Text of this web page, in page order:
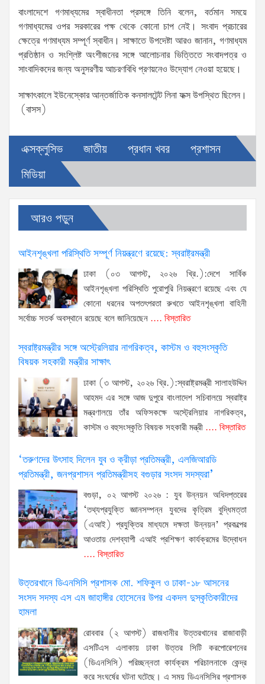
বাংলাদেশে গণমাধ্যমের স্বাধীনতা প্রসঙ্গে তিনি বলেন, বর্তমান সময়ে
গণমাধ্যমের ওপর সরকারের পক্ষ থেকে কোনো চাপ নেই। সংবাদ প্রচারের
ক্ষেত্রে গণমাধ্যম সম্পূর্ণ স্বাধীন। সাক্ষাতে উপদেষ্টা আরও জানান, গণমাধ্যম
প্রতিষ্ঠান ও সংশ্লিষ্ট অংশীজনের সঙ্গে আলোচনার ভিত্তিতে সংবাদপত্র ও
সাংবাদিকদের জন্য অনুসরণীয় আচরণবিধি প্রণয়নেও উদ্যোগ নেওয়া হয়েছে।
সাক্ষাৎকালে ইউনেস্কোর আন্তর্জাতিক কনসালটেন্ট লিনা ফক্স উপস্থিত ছিলেন।
(বাসস)
এক্সক্লুসিভ জাতীয় প্রধান খবর
প্রশাসন
মিডিয়া
আরও পড়ুন
আইনশৃঙ্খলা পরিস্থিতি সম্পূর্ণ নিয়ন্ত্রণে রয়েছে: স্বরাষ্ট্রমন্ত্রী
ঢাকা (০৩ আগস্ট, ২০২৬ খ্রি.):দেশে সার্বিক
আইনশৃঙ্খলা পরিস্থিতি পুরোপুরি নিয়ন্ত্রণে রয়েছে এবং যে
কোনো ধরনের অপতৎপরতা রুখতে আইনশৃঙ্খলা বাহিনী
সর্বোচ্চ সতর্ক অবস্থানে রয়েছে বলে জানিয়েছেন .... বিস্তারিত
স্বরাষ্ট্রমন্ত্রীর সঙ্গে অস্ট্রেলিয়ার নাগরিকত্ব, কাস্টম ও বহুসংস্কৃতি
বিষয়ক সহকারী মন্ত্রীর সাক্ষাৎ
ঢাকা (৩ আগস্ট, ২০২৬ খ্রি.):স্বরাষ্ট্রমন্ত্রী সালাহউদ্দিন
আহমদ এর সঙ্গে আজ দুপুরে বাংলাদেশ সচিবালয়ে স্বরাষ্ট্র
মন্ত্রণালয়ে তাঁর অফিসকক্ষে অস্ট্রেলিয়ার নাগরিকত্ব,
কাস্টম ও বহুসংস্কৃতি বিষয়ক সহকারী মন্ত্রী .... বিস্তারিত
‘তরুণদের উৎসাহ দিলেন যুব ও ক্রীড়া প্রতিমন্ত্রী, এলজিআরডি
প্রতিমন্ত্রী, জনপ্রশাসন প্রতিমন্ত্রীসহ বগুড়ার সংসদ সদস্যরা’
বগুড়া, ০২ আগস্ট ২০২৬ : যুব উন্নয়ন অধিদপ্তরের
‘তথ্যপ্রযুক্তি জ্ঞানসম্পন্ন যুবদের কৃত্রিম বুদ্ধিমত্তা
(এআই) প্রযুক্তির মাধ্যমে দক্ষতা উন্নয়ন’ প্রকল্পের
আওতায় দেশব্যাপী এআই প্রশিক্ষণ কার্যক্রমের উদ্বোধন
.... বিস্তারিত
উত্তরখানে ডিএনসিসি প্রশাসক মো. শফিকুল ও ঢাকা-১৮ আসনের
সংসদ সদস্য এস এম জাহাঙ্গীর হোসেনের উপর একদল দুস্কৃতিকারীদের
হামলা
রোববার (২ আগস্ট) রাজধানীর উত্তরখানের রাজাবাড়ী
এসটিএস এলাকায় ঢাকা উত্তর সিটি করপোরেশনের
(ডিএনসিসি) পরিচ্ছন্নতা কার্যক্রম পরিচালনাকে কেন্দ্র
করে সংঘর্ষের ঘটনা ঘটেছে। এ সময় ডিএনসিসির প্রশাসক